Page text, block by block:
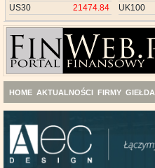
US30
21474.84
UK100
HOME AKTUALNOŚCI FIRMY GIEŁDA